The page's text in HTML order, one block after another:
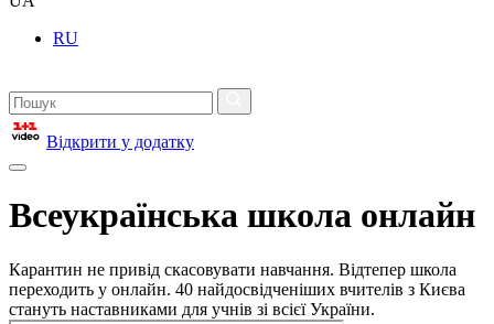
RU
Відкрити у додатку
Всеукраїнська школа онлайн
Карантин не привід скасовувати навчання. Відтепер школа
переходить у онлайн. 40 найдосвідченіших вчителів з Києва
стануть наставниками для учнів зі всієї України.